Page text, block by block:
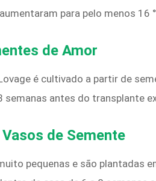
para pelo menos 16 °
de Amor
é cultivado a partir de
antes do transplante
de Semente
pequenas e são plantadas